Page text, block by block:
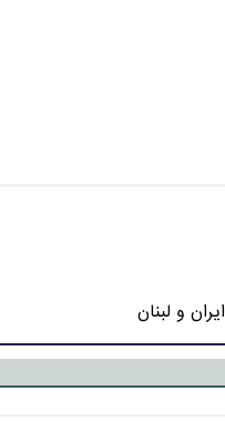
ایران و لبنان